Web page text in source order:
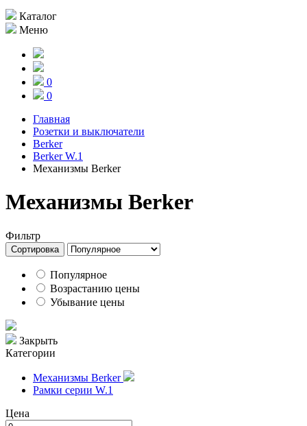
Каталог
Меню
0
0
Главная
Розетки и выключатели
Berker
Berker W.1
Механизмы Berker
Механизмы Berker
Фильтр
Сортировка
Популярное
Возрастанию цены
Убывание цены
Закрыть
Категории
Механизмы Berker
Рамки серии W.1
Цена